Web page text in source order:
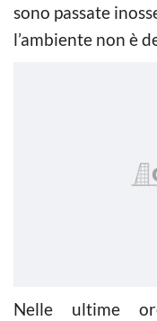
sono passate
l’ambiente non è
Nelle ultime